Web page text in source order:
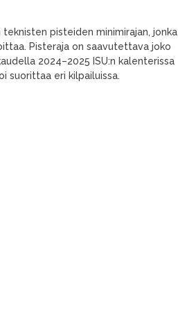
teknisten pisteiden minimirajan, jonka
Pisteraja on saavutettava joko
2024–2025 ISU:n kalenterissa
suorittaa eri kilpailuissa.